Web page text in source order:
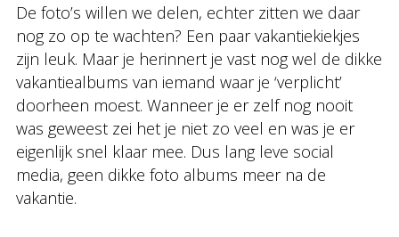
De foto’s willen we delen, echter zitten we daar
nog zo op te wachten? Een paar vakantiekiekjes
zijn leuk. Maar je herinnert je vast nog wel de dikke
vakantiealbums van iemand waar je ‘verplicht’
doorheen moest. Wanneer je er zelf nog nooit
was geweest zei het je niet zo veel en was je er
eigenlijk snel klaar mee. Dus lang leve social
media, geen dikke foto albums meer na de
vakantie.